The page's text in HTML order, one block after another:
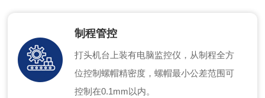
制程管控
打头机台上装有电脑监控仪，从制程全方
位控制螺帽精密度，螺帽最小公差范围可
控制在0.1mm以内。